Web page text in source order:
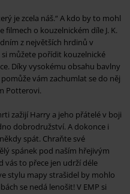
je zcela náš.“ A kdo by to mohl
filmech o kouzelnickém díle J. K.
z největších hrdinů v
můžete pořídit kouzelnické
Díky vysokému obsahu bavlny
vám zachumlat se do něj
Potterovi.
zažijí Harry a jeho přátelé v boji
dobrodružství. A dokonce i
spát. Chraňte své
spánek pod naším hřejivým
vás to přece jen udrží déle
stylu mapy strašidel by mohlo
se nedá lenošit! V EMP si